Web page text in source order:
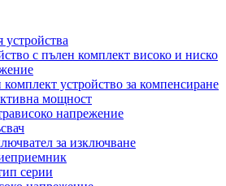
устройства
с пълен комплект високо и ниско
устройство за компенсиране
мощност
напрежение
за изключване
серии